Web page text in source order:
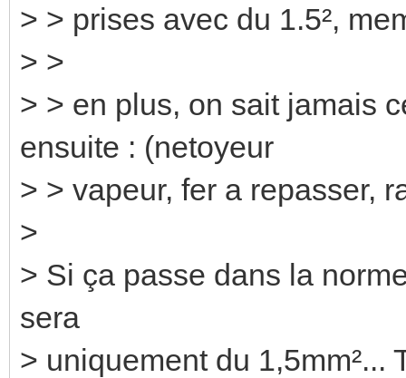
> > prises avec du 1.5²,
> >
> > en plus, on sait jamais
ensuite : (netoyeur
> > vapeur, fer a repasser,
>
> Si ça passe dans la
sera
> uniquement du 1,5mm²...